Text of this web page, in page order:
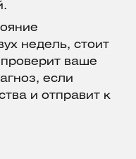
недель, стоит
ваше
если
и отправит к